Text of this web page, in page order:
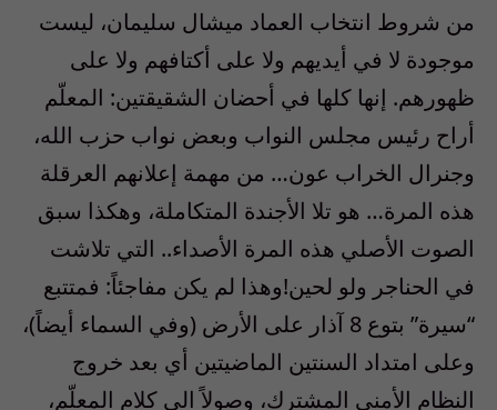
من شروط انتخاب العماد ميشال سليمان، ليست
موجودة لا في أيديهم ولا على أكتافهم ولا على
ظهورهم. إنها كلها في أحضان الشقيقتين: المعلّم
أراح رئيس مجلس النواب وبعض نواب حزب الله،
وجنرال الخراب عون… من مهمة إعلانهم العرقلة
هذه المرة… هو تلا الأجندة المتكاملة، وهكذا سبق
الصوت الأصلي هذه المرة الأصداء.. التي تلاشت
في الحناجر ولو لحين!وهذا لم يكن مفاجئاً: فمتتبع
“سيرة” بتوع 8 آذار على الأرض (وفي السماء أيضاً)،
وعلى امتداد السنتين الماضيتين أي بعد خروج
النظام الأمني المشترك، وصولاً الى كلام المعلّم،